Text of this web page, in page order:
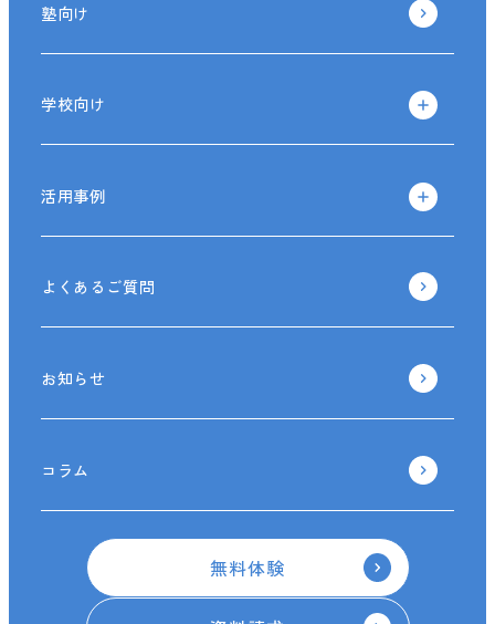
塾向け
学校向け
活用事例
よくあるご質問
お知らせ
コラム
無料体験